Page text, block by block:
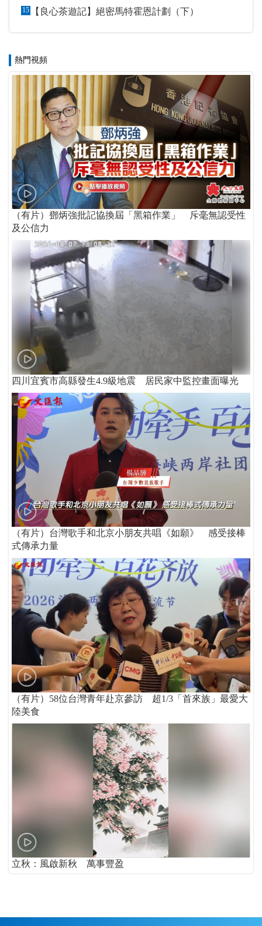
15 【良心茶遊記】絕密馬特霍恩計劃（下）
熱門視頻
（有片）鄧炳強批記協換屆「黑箱作業」 斥毫無認受性
及公信力
四川宜賓市高縣發生4.9級地震 居民家中監控畫面曝光
（有片）台灣歌手和北京小朋友共唱《如願》 感受接棒
式傳承力量
（有片）58位台灣青年赴京參訪 超1/3「首來族」最愛大
陸美食
立秋：風啟新秋 萬事豐盈